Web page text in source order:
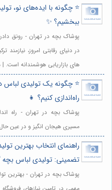
⭐️ چگونه با ایده‌های نو،
ببخشیم؟ ✨
پوشاک بچه در تهران - رونق
در دنیای رقابتی امروز، نیازمند
های بازاریابی هوشمندانه است.
⭐️ چگونه یک تولیدی لباس
راه‌اندازی کنیم؟ 👧
پوشاک بچه در تهران - راه
مسیری هیجان انگیز و در عین
راهنمای انتخاب بهترین
تضمینی: تولیدی لباس بچه
پوشاک بچه در تهران - بهترین